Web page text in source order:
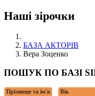
Наші зірочки
БАЗА АКТОРІВ
Вера Зоценко
ПОШУК ПО БАЗІ
Прізвище та ім'я
Вік